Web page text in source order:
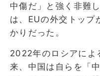
中傷だ」と強く非難
は、EUの外交トップ
かりだった。
2022年のロシアによ
来、中国は自らを「